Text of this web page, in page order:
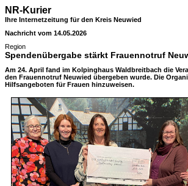
NR-Kurier
Ihre Internetzeitung für den Kreis Neuwied
Nachricht vom 14.05.2026
Region
Spendenübergabe stärkt Frauennotruf
Am 24. April fand im Kolpinghaus Waldbreitbach die
den Frauennotruf Neuwied übergeben wurde. Die
Hilfsangeboten für Frauen hinzuweisen.